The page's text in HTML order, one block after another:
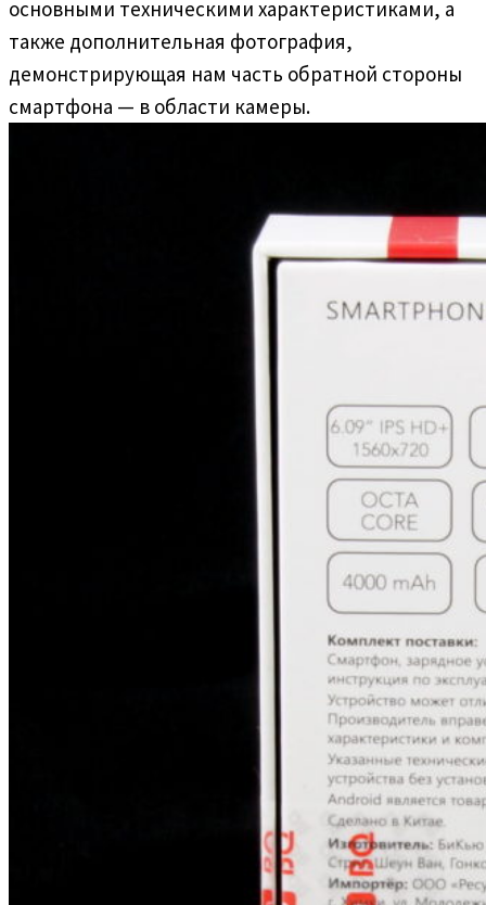
основными техническими характеристиками, а
также дополнительная фотография,
демонстрирующая нам часть обратной стороны
смартфона — в области камеры.